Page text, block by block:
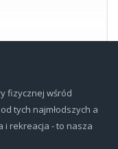
fizycznej wśród
tych najmłodszych a
i rekreacja - to nasza